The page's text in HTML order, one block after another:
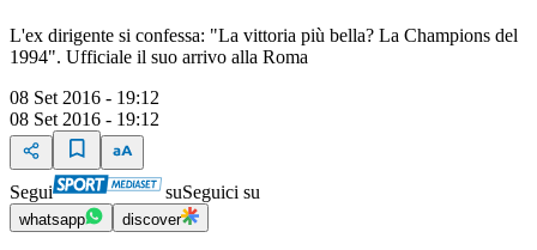
L'ex dirigente si confessa: "La vittoria più bella? La Champions del
1994". Ufficiale il suo arrivo alla Roma
08 Set 2016 - 19:12
08 Set 2016 - 19:12
Segui suSeguici su
whatsapp discover